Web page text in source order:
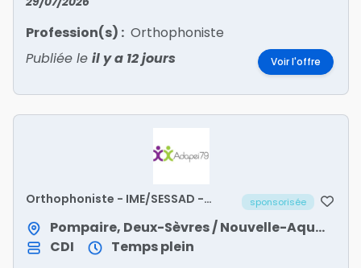
Profession(s) : Orthophoniste
Publiée le il y a 12 jours Voir l'offre
Orthophoniste - IME/SESSAD -
sponsorisée
Pompaire, Deux-Sèvres / Nouvelle-Aquitaine
CDI
Temps plein